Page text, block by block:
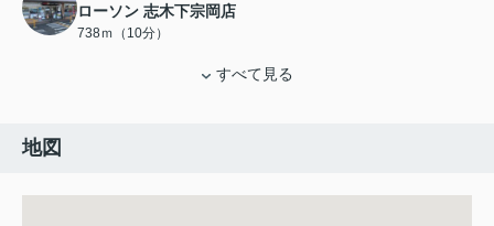
ローソン 志木下宗岡店
738ｍ（10分）
すべて見る
地図